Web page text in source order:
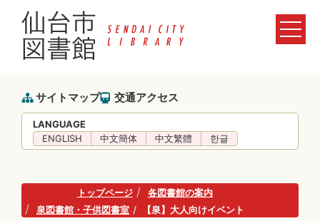
サイトマップ 交通アクセス
LANGUAGE
ENGLISH
中文簡体 中文繁體 한글
トップページ
各図書館の案内
泉図書館・子供図書室
【泉】大人向けイベント